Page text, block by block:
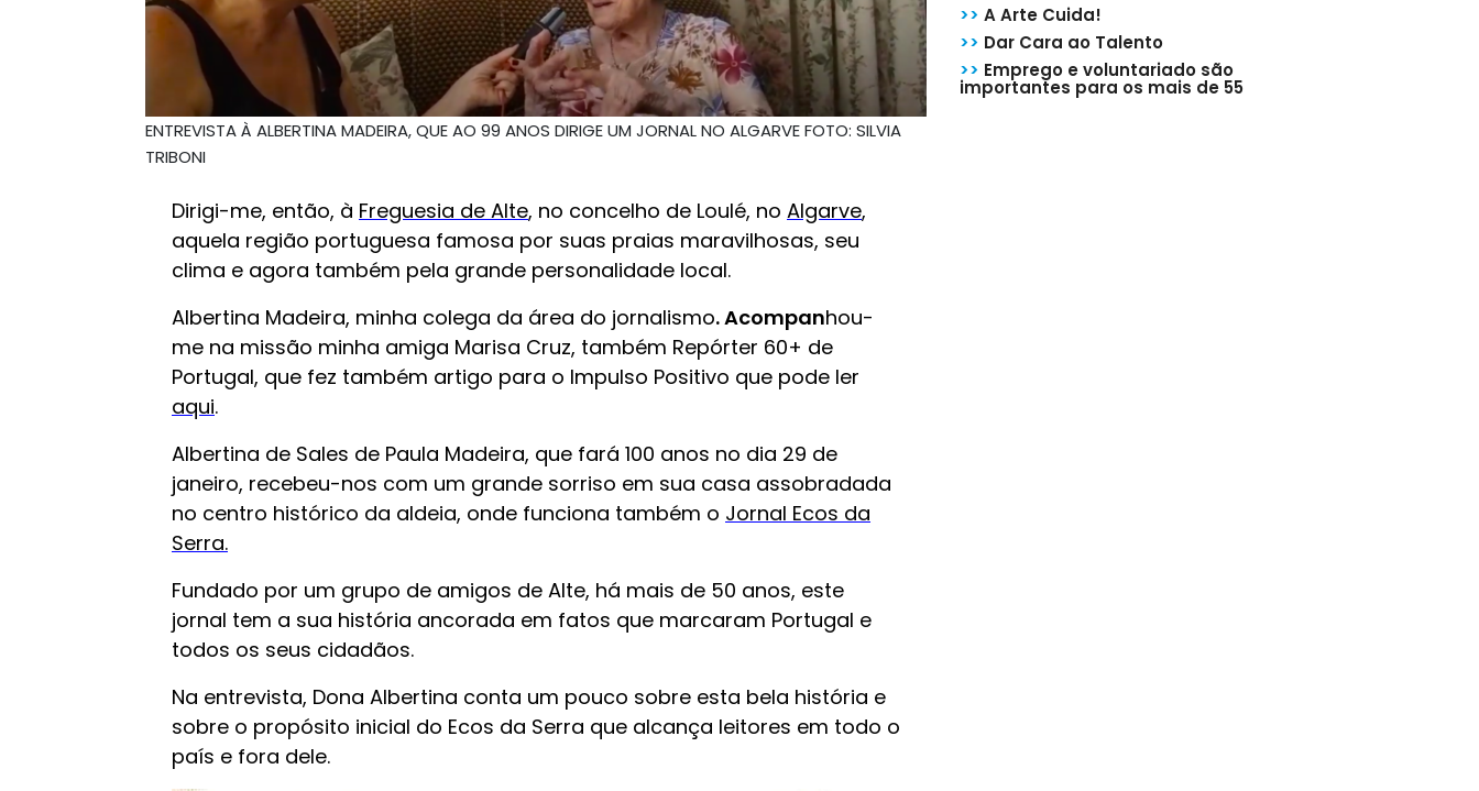
ENTREVISTA À ALBERTINA MADEIRA, QUE AO 99 ANOS DIRIGE UM JORNAL NO ALGARVE FOTO: SILVIA
TRIBONI
Dirigi-me, então, à Freguesia de Alte, no concelho de Loulé, no Algarve,
aquela região portuguesa famosa por suas praias maravilhosas, seu
clima e agora também pela grande personalidade local.
Albertina Madeira, minha colega da área do jornalismo.Acompanhou-
me na missão minha amiga Marisa Cruz, também Repórter 60+ de
Portugal, que fez também artigo para o Impulso Positivo que pode ler
aqui.
Albertina de Sales de Paula Madeira, que fará 100 anos no dia 29 de
janeiro, recebeu-nos com um grande sorriso em sua casa assobradada
no centro histórico da aldeia, onde funciona também o Jornal Ecos da
Serra.
Fundado por um grupo de amigos de Alte, há mais de 50 anos, este
jornal tem a sua história ancorada em fatos que marcaram Portugal e
todos os seus cidadãos.
Na entrevista, Dona Albertina conta um pouco sobre esta bela história e
sobre o propósito inicial do Ecos da Serra que alcança leitores em todo o
país e fora dele.
>> A Arte Cuida!
>> Dar Cara ao Talento
>> Emprego e voluntariado são
importantes para os mais de 55